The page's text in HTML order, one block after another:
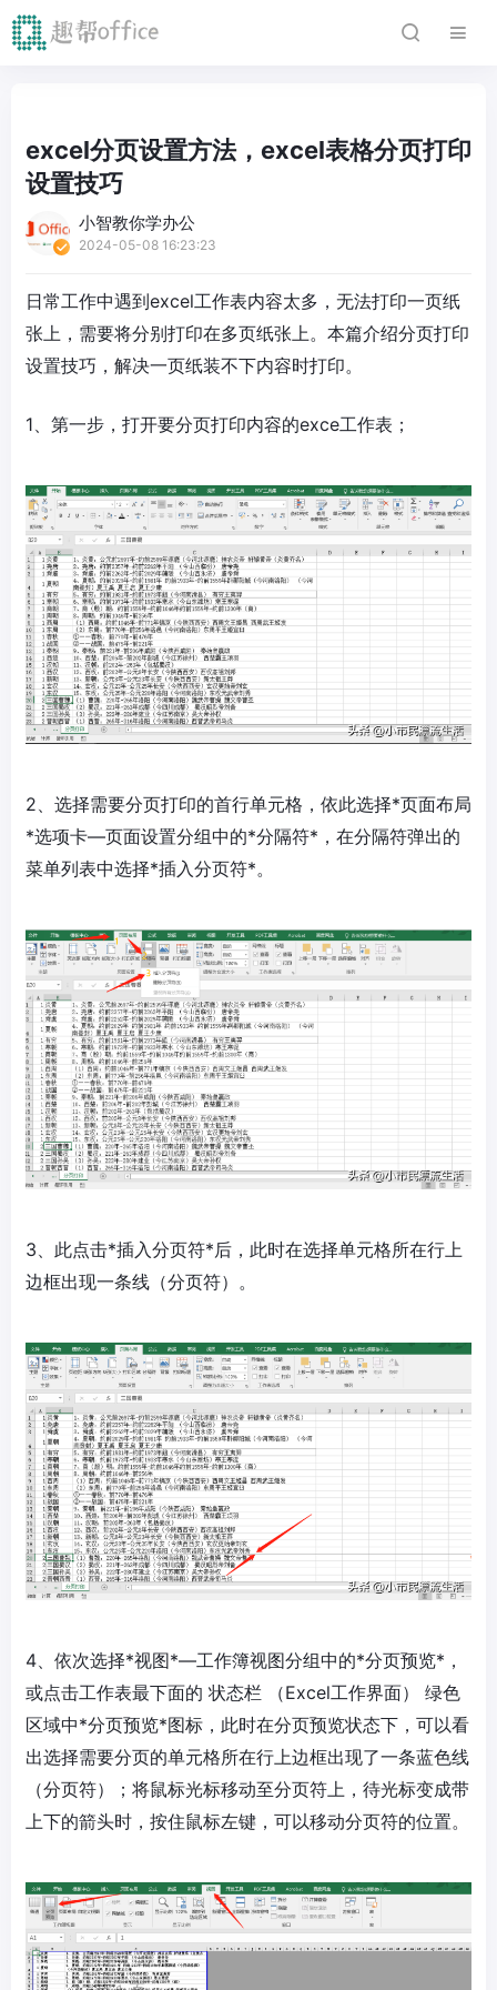
excel分页设置方法，excel表格分页打印
设置技巧
小智教你学办公
2024-05-08 16:23:23
日常工作中遇到excel工作表内容太多，无法打印一页纸
张上，需要将分别打印在多页纸张上。本篇介绍分页打印
设置技巧，解决一页纸装不下内容时打印。
1、第一步，打开要分页打印内容的exce工作表；
2、选择需要分页打印的首行单元格，依此选择*页面布局
*选项卡—页面设置分组中的*分隔符*，在分隔符弹出的
菜单列表中选择*插入分页符*。
3、此点击*插入分页符*后，此时在选择单元格所在行上
边框出现一条线（分页符）。
4、依次选择*视图*—工作簿视图分组中的*分页预览*，
或点击工作表最下面的 状态栏 （Excel工作界面） 绿色
区域中*分页预览*图标，此时在分页预览状态下，可以看
出选择需要分页的单元格所在行上边框出现了一条蓝色线
（分页符）；将鼠标光标移动至分页符上，待光标变成带
上下的箭头时，按住鼠标左键，可以移动分页符的位置。